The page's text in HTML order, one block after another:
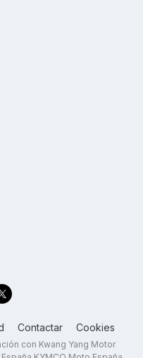
Contactar Cookies
con Kwang Yang Motor